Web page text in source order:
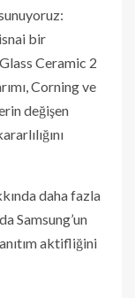
bir
Ceramic 2
Corning ve
değişen
daha fazla
Samsung’un
aktifliğini